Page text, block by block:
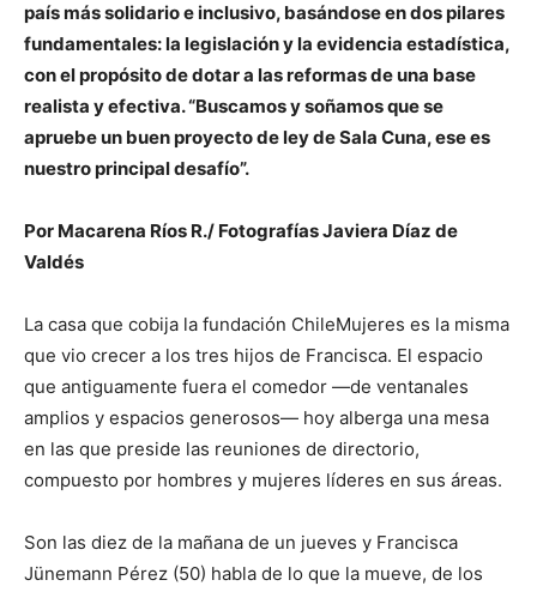
país más solidario e inclusivo, basándose en dos pilares
fundamentales: la legislación y la evidencia estadística,
con el propósito de dotar a las reformas de una base
realista y efectiva. “Buscamos y soñamos que se
apruebe un buen proyecto de ley de Sala Cuna, ese es
nuestro principal desafío”.
Por Macarena Ríos R./ Fotografías Javiera Díaz de
Valdés
La casa que cobija la fundación ChileMujeres es la misma
que vio crecer a los tres hijos de Francisca. El espacio
que antiguamente fuera el comedor —de ventanales
amplios y espacios generosos— hoy alberga una mesa
en las que preside las reuniones de directorio,
compuesto por hombres y mujeres líderes en sus áreas.
Son las diez de la mañana de un jueves y Francisca
Jünemann Pérez (50) habla de lo que la mueve, de los